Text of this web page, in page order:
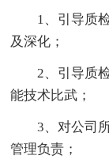
1、引导质
及深化；
2、引导质
能技术比武；
3、对公司
管理负责；